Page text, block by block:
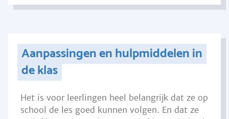
Aanpassingen en hulpmiddelen in
de klas
Het is voor leerlingen heel belangrijk dat ze op
school de les goed kunnen volgen. En dat ze